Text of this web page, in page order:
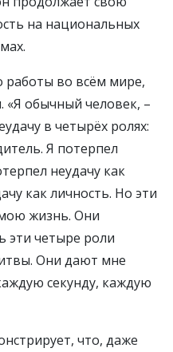
на национальных
работы во всём мире,
«Я обычный человек, –
в четырёх ролях:
Я потерпел
неудачу как
как личность. Но эти
жизнь. Они
эти четыре роли
Они дают мне
секунду, каждую
что, даже